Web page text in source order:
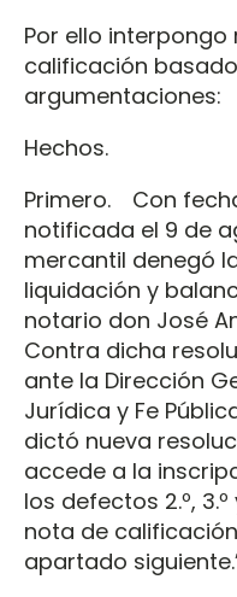
Por ello
calificación
argumentaciones:
Hechos.
Primero. Con
notificada el 9 de
mercantil denegó
liquidación y
notario don José
Contra dicha
ante la Dirección
Jurídica y Fe
dictó nueva
accede a la
los defectos 2.º,
nota de
apartado